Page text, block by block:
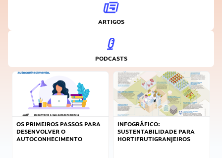
ARTIGOS
PODCASTS
OS PRIMEIROS PASSOS PARA
DESENVOLVER O
AUTOCONHECIMENTO
INFOGRÁFICO:
SUSTENTABILIDADE PARA
HORTIFRUTIGRANJEIROS